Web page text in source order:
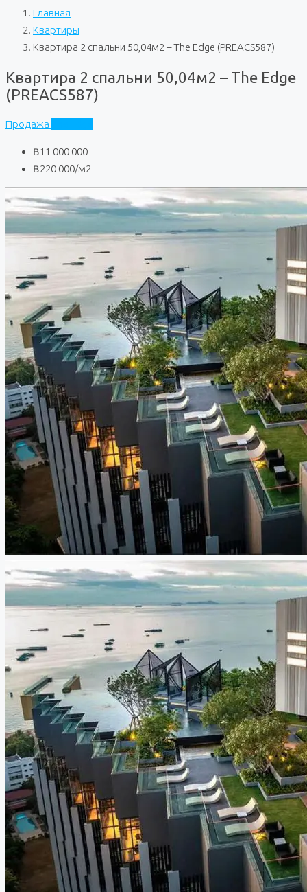
Главная
Квартиры
Квартира 2 спальни 50,04м2 – The Edge (PREACS587)
Квартира 2 спальни 50,04м2 – The Edge
(PREACS587)
Продажа
฿11 000 000
฿220 000/м2